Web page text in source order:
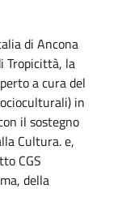
di Ancona
Tropicittà, la
a cura del
in
il sostegno
Cultura. e,
CGS
della